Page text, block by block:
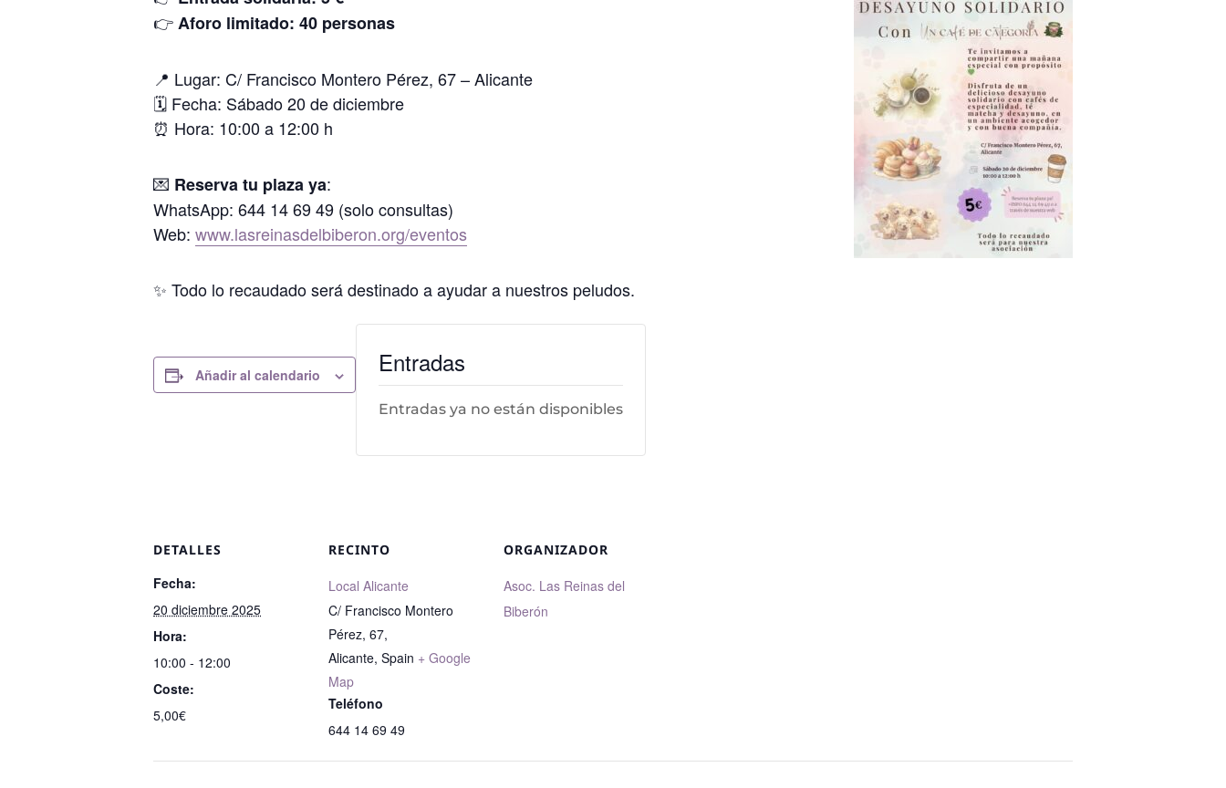
👉Aforo limitado: 40 personas
📍 Lugar: C/ Francisco Montero Pérez, 67 – Alicante
🗓 Fecha: Sábado 20 de diciembre
⏰ Hora: 10:00 a 12:00 h
💌 Reserva tu plaza ya:
WhatsApp: 644 14 69 49 (solo consultas)
Web: www.lasreinasdelbiberon.org/eventos
✨ Todo lo recaudado será destinado a ayudar a nuestros peludos.
Añadir al calendario
DETALLES
Fecha:
20 diciembre 2025
Hora:
10:00 - 12:00
Coste:
5,00€
RECINTO
Local Alicante
C/ Francisco Montero
Pérez, 67,
Alicante, Spain + Google
Map
Teléfono
644 14 69 49
ORGANIZADOR
Asoc. Las Reinas del
Biberón
Entradas
Entradas ya no están disponibles